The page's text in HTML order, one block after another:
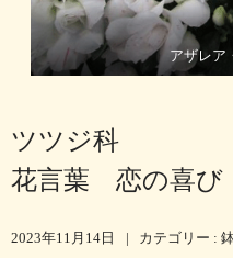
アザレア
ツツジ科
花言葉 恋の喜び
2023年11月14日 | カテゴリー :